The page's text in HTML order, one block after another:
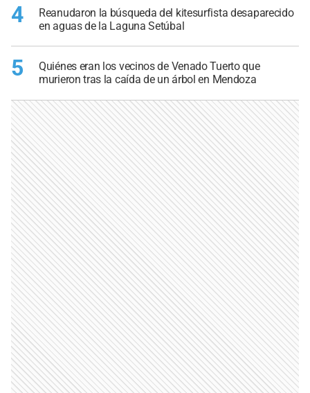
4
Reanudaron la búsqueda del kitesurfista desaparecido
en aguas de la Laguna Setúbal
5
Quiénes eran los vecinos de Venado Tuerto que
murieron tras la caída de un árbol en Mendoza